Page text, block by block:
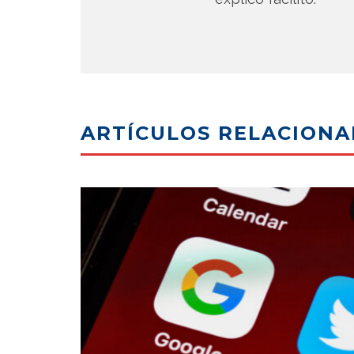
ARTÍCULOS